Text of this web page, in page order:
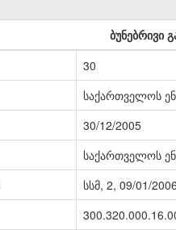
ბუნებრივი
30
საქართველოს
30/12/2005
საქართველოს
სსმ, 2, 09/01/